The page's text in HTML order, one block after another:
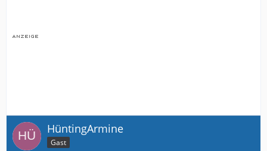
HüntingArmine
Gast